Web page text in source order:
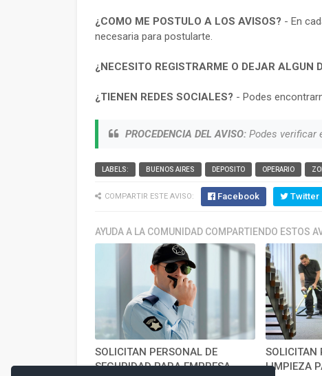
¿COMO ME POSTULO A LOS AVISOS? - En
necesaria para postularte.
¿NECESITO REGISTRARME O DEJAR ALGUN
¿TIENEN REDES SOCIALES? - Podes
PROCEDENCIA DEL AVISO: Podes verificar
LABELS: BUENOS AIRES DEPOSITO OPERARIO
COMPARTIR ESTE AVISO: Facebook Twitter
AYUDA A LA COMUNIDAD COMPARTIENDO ESTOS
SOLICITAN PERSONAL DE
SEGURIDAD PARA EMPRESA
SOLICITAN
LIMPIEZA